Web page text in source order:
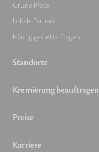
Grüne Pfote
Lokale Partner
Häufig gestellte Fragen
Standorte
Kremierung beauftragen
Preise
Karriere